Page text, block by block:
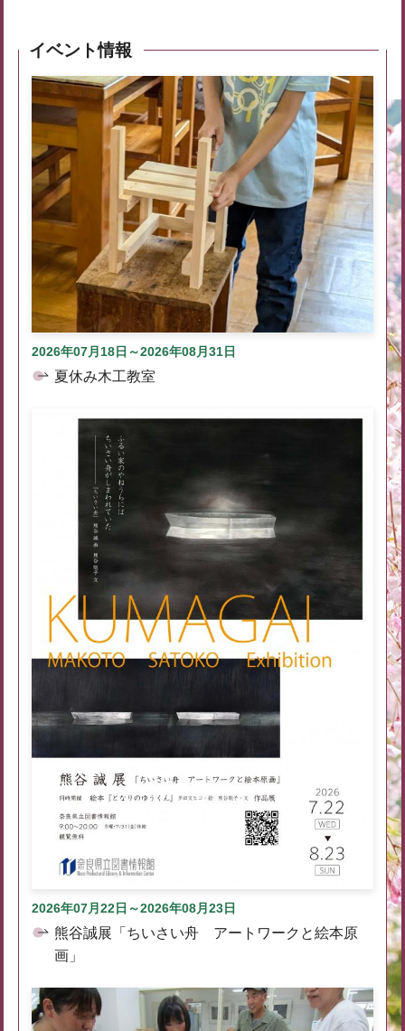
イベント情報
2026年07月18日～2026年08月31日
夏休み木工教室
2026年07月22日～2026年08月23日
熊谷誠展「ちいさい舟 アートワークと絵本原
画」